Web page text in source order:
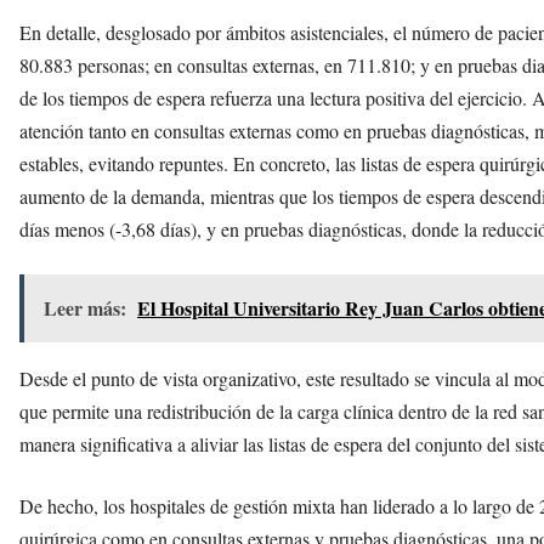
En detalle, desglosado por ámbitos asistenciales, el número de
80.883 personas; en consultas externas, en 711.810; y en pruebas
de los tiempos de espera refuerza una lectura positiva del ejercicio.
atención tanto en consultas externas como en pruebas
estables, evitando repuntes. En concreto, las listas de espera
aumento de la demanda, mientras que los tiempos de espera
días menos (-3,68 días), y en pruebas diagnósticas, donde la
Leer más: El Hospital Universitario Rey Juan Carlos
Desde el punto de vista organizativo, este resultado se vincula al
que permite una redistribución de la carga clínica dentro de la red
manera significativa a aliviar las listas de espera del conjunto del
De hecho, los hospitales de gestión mixta han liderado a lo largo de
quirúrgica como en consultas externas y pruebas diagnósticas, una